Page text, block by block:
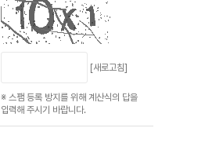
[새로고침]
※ 스팸 등록 방지를 위해 계산식의 답을
입력해 주시기 바랍니다.